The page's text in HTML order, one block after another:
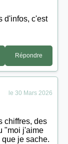
d'infos, c'est
Répondre
le 30 Mars 2026
chiffres, des
"moi j'aime
je sache.